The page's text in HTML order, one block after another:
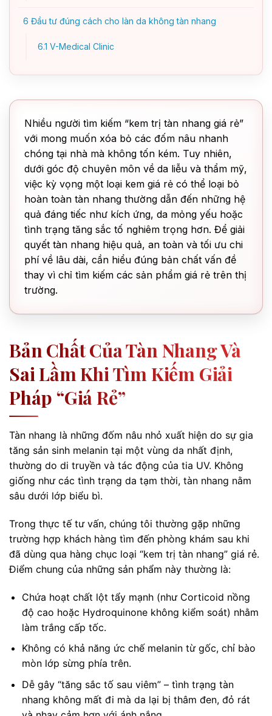
6 Đầu tư đúng cách cho làn da không tàn nhang
6.1 V-Medical Clinic
Nhiều người tìm kiếm “kem trị tàn nhang giá rẻ”
với mong muốn xóa bỏ các đốm nâu nhanh
chóng tại nhà mà không tốn kém. Tuy nhiên,
dưới góc độ chuyên môn về da liễu và thẩm mỹ,
việc kỳ vọng một loại kem giá rẻ có thể loại bỏ
hoàn toàn tàn nhang thường dẫn đến những hệ
quả đáng tiếc như kích ứng, da mỏng yếu hoặc
tình trạng tăng sắc tố nghiêm trọng hơn. Để giải
quyết tàn nhang hiệu quả, an toàn và tối ưu chi
phí về lâu dài, cần hiểu đúng bản chất vấn đề
thay vì chỉ tìm kiếm các sản phẩm giá rẻ trên thị
trường.
Bản Chất Của Tàn Nhang Và
Sai Lầm Khi Tìm Kiếm Giải
Pháp “giá Rẻ”
Tàn nhang là những đốm nâu nhỏ xuất hiện do sự gia
tăng sản sinh melanin tại một vùng da nhất định,
thường do di truyền và tác động của tia UV. Không
giống như các tình trạng da tạm thời, tàn nhang nằm
sâu dưới lớp biểu bì.
Trong thực tế tư vấn, chúng tôi thường gặp những
trường hợp khách hàng tìm đến phòng khám sau khi
đã dùng qua hàng chục loại “kem trị tàn nhang” giá rẻ.
Điểm chung của những sản phẩm này thường là:
Chứa hoạt chất lột tẩy mạnh (như Corticoid nồng
độ cao hoặc Hydroquinone không kiểm soát) nhằm
làm trắng cấp tốc.
Không có khả năng ức chế melanin từ gốc, chỉ bào
mòn lớp sừng phía trên.
Dễ gây “tăng sắc tố sau viêm” – tình trạng tàn
nhang không mất đi mà da lại bị thâm đen, đỏ rát